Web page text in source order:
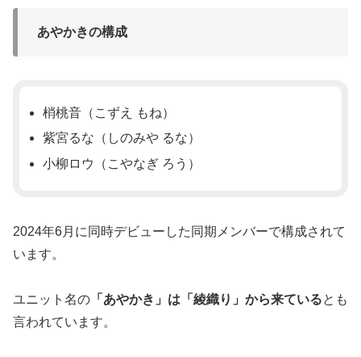
あやかきの構成
梢桃音（こずえ もね）
紫宮るな（しのみや るな）
小柳ロウ（こやなぎ ろう）
2024年6月に同時デビューした同期メンバーで構成されて
います。
ユニット名の 「あやかき」は「綾織り」から来ているとも
言われています。